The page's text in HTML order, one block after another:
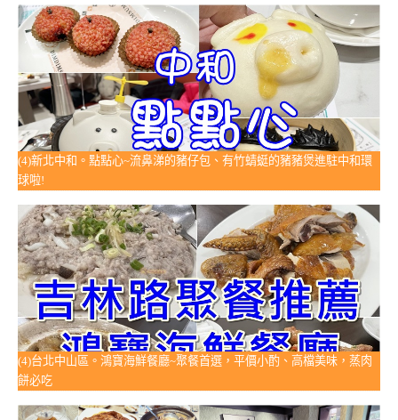
(4)新北中和。點點心~流鼻涕的豬仔包、有竹蜻蜓的豬豬煲進駐中和環
球啦!
(4)台北中山區。鴻寶海鮮餐廳~聚餐首選，平價小酌、高檔美味，蒸肉
餅必吃